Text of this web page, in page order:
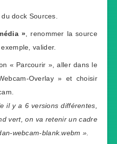
dock Sources.
» , renommer la source
valider.
« Parcourir », aller dans le
Overlay » et choisir
il y a 6 versions différentes,
vert, on va retenir un cadre
webcam-blank.webm ».